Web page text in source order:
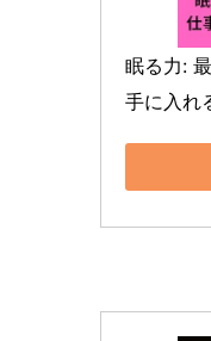
眠る力:
手に入れ